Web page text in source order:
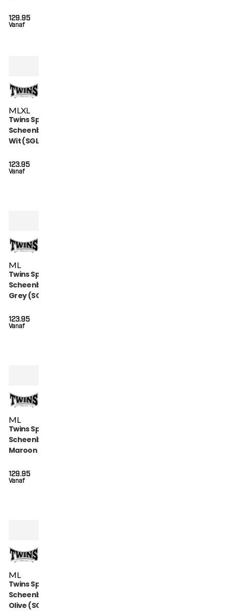
Vanaf
129.95
MLXL
Twins Special
Scheenbeschermers
Wit (SGL 7 WHITE)
Vanaf
123.95
ML
Twins Special
Scheenbeschermers
Grey (SGL 7 GREY)
Vanaf
123.95
ML
Twins Special
Scheenbeschermers
Maroon (SGL 7
Vanaf
129.95
ML
Twins Special
Scheenbeschermers
Olive (SGL 7 OLIVE)